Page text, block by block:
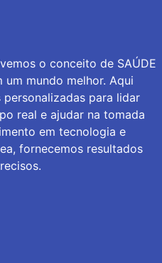
o conceito de SAÚDE
um mundo melhor. Aqui
para lidar
real e ajudar na tomada
em tecnologia e
fornecemos resultados